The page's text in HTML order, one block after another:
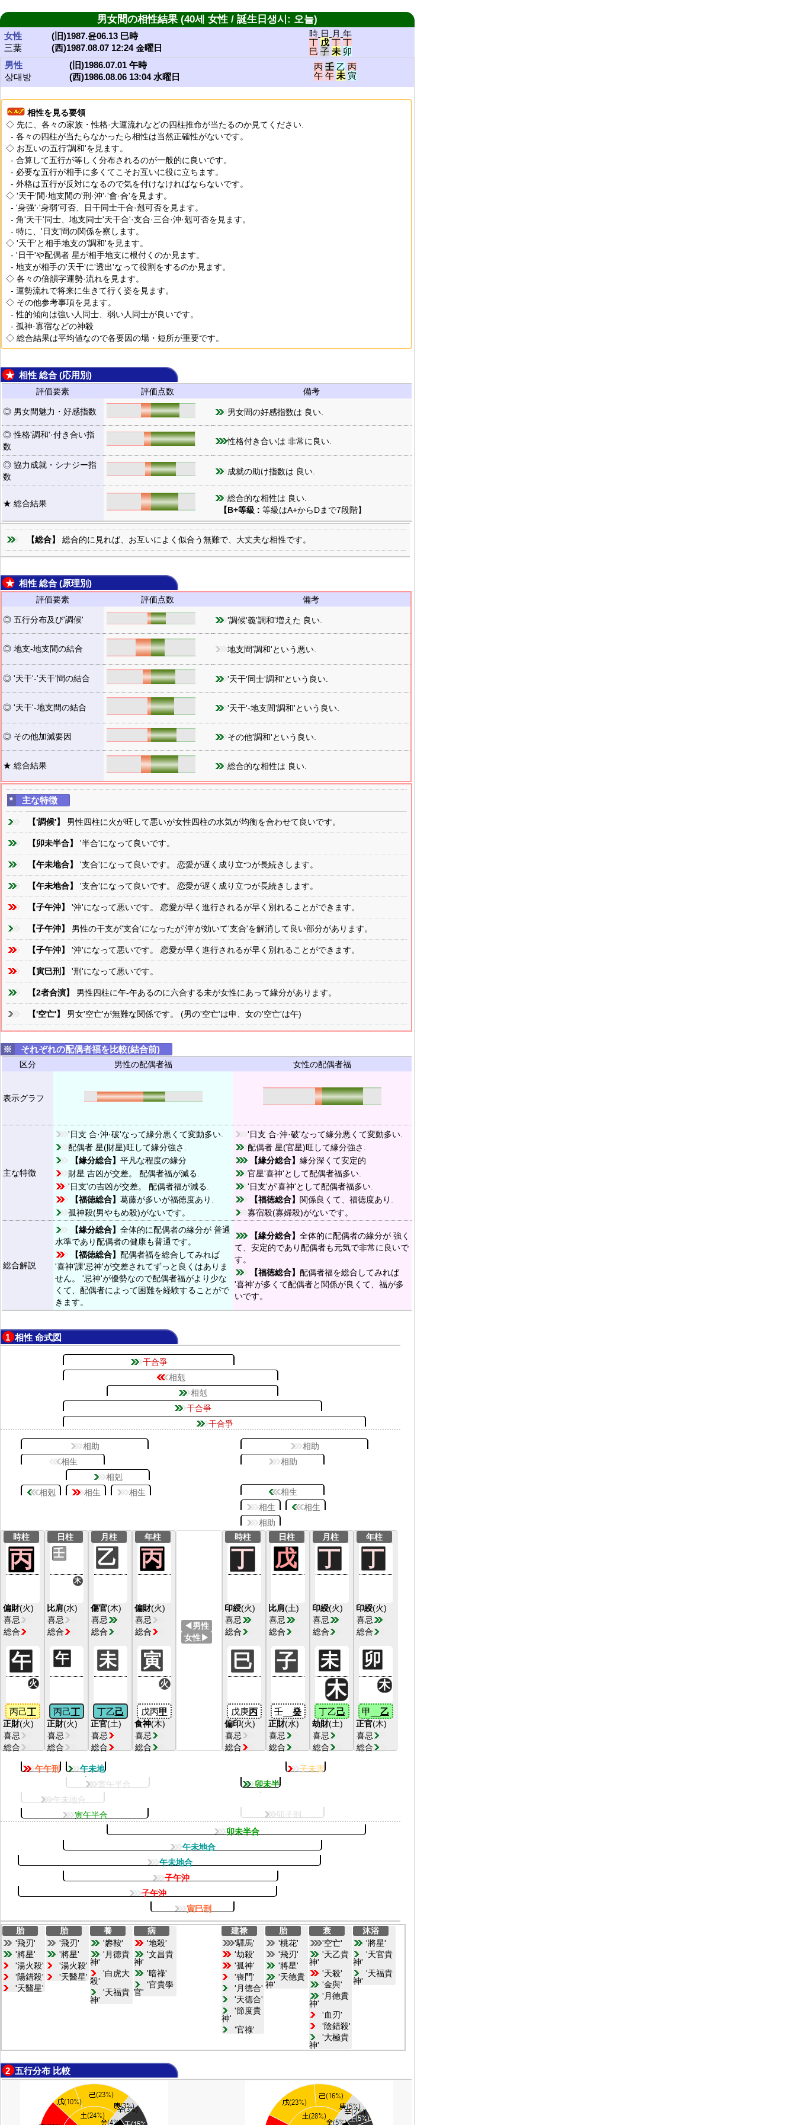
男女間の相性結果 (40세 女性 / 誕生日생시: 오늘)
女性
三葉
(旧)1987.윤06.13 巳時
(西)1987.08.07 12:24 金曜日
時 日 月 年
丁 戊 丁 丁
巳 子 未 卯
男性
상대방
(旧)1986.07.01 午時
(西)1986.08.06 13:04 水曜日
丙 壬 乙 丙
午 午 未 寅
相性を見る要領
◇ 先に、各々の家族・性格·大運流れなどの四柱推命が当たるのか見てください.
- 各々の四柱が当たらなかったら相性は当然正確性がないです。
◇ お互いの五行'調和'を見ます。
- 合算して五行が等しく分布されるのが一般的に良いです。
- 必要な五行が相手に多くてこそお互いに役に立ちます。
- 外格は五行が反対になるので気を付けなければならないです。
◇ '天干'間·地支間の'刑·沖'·'會·合'を見ます。
- '身强'·'身弱'可否、日干同士干合·剋可否を見ます。
- 角'天干'同士、地支同士'天干合'·支合·三合·沖·剋可否を見ます。
- 特に、'日支'間の関係を察します。
◇ '天干'と相手地支の'調和'を見ます。
- '日干'や配偶者 星が相手地支に根付くのか見ます。
- 地支が相手の'天干'に'透出'なって役割をするのか見ます。
◇ 各々の倍韻字運勢·流れを見ます。
- 運勢流れで将来に生きて行く姿を見ます。
◇ その他参考事項を見ます。
- 性的傾向は強い人同士、弱い人同士が良いです。
- 孤神·寡宿などの神殺
◇ 総合結果は平均値なので各要因の場・短所が重要です。
★ 相性 総合 (応用別)
評価要素 評価点数 備考
◎ 男女間魅力・好感指数 男女間の好感指数は 良い.
◎ 性格'調和'·付き合い指
数
性格付き合いは 非常に良い.
◎ 協力成就・シナジー指
数
成就の助け指数は 良い.
★ 総合結果
総合的な相性は 良い.
【B+等級 : 等級はA+からDまで7段階】
【総合】 総合的に見れば、お互いによく似合う無難で、大丈夫な相性です。
★ 相性 総合 (原理別)
評価要素 評価点数 備考
◎ 五行分布及び'調候' '調候'義'調和'増えた 良い.
◎ 地支-地支間の結合 地支間'調和'という悪い.
◎ '天干'-'天干'間の結合 '天干'同士'調和'という良い.
◎ '天干'-地支間の結合 '天干'-地支間'調和'という良い.
◎ その他加減要因 その他'調和'という良い.
★ 総合結果 総合的な相性は 良い.
* 主な特徴
【'調候'】 男性四柱に火が旺して悪いが女性四柱の水気が均衡を合わせて良いです。
【卯未半合】 '半合'になって良いです。
【午未地合】 '支合'になって良いです。 恋愛が遅く成り立つが長続きします。
【午未地合】 '支合'になって良いです。 恋愛が遅く成り立つが長続きします。
【子午沖】 '沖'になって悪いです。 恋愛が早く進行されるが早く別れることができます。
【子午沖】 男性の干支が'支合'になったが'沖'が効いて'支合'を解消して良い部分があります。
【子午沖】 '沖'になって悪いです。 恋愛が早く進行されるが早く別れることができます。
【寅巳刑】 '刑'になって悪いです。
【2者合演】 男性四柱に午-午あるのに六合する未が女性にあって緣分があります。
【'空亡'】 男女'空亡'が無難な関係です。 (男の'空亡'は申、女の'空亡'は午)
※ それぞれの配偶者福を比較(結合前)
区分 男性の配偶者福 女性の配偶者福
表示グラフ
主な特徴
'日支 合·沖·破'なって緣分悪くて変動多い.
配偶者 星(財星)旺して緣分強さ.
【緣分総合】 平凡な程度の緣分
財星 吉凶が交差。 配偶者福が減る.
'日支'の吉凶が交差。 配偶者福が減る.
【福徳総合】 葛藤が多いが福徳度あり.
孤神殺(男やもめ殺)がないです。
'日支 合·沖·破'なって緣分悪くて変動多い.
配偶者 星(官星)旺して緣分強さ.
【緣分総合】 緣分深くて安定的
官星'喜神'として配偶者福多い.
'日支'が'喜神'として配偶者福多い.
【福徳総合】 関係良くて、福徳度あり.
寡宿殺(寡婦殺)がないです。
総合解説
【緣分総合】 全体的に配偶者の緣分が 普通
水準であり配偶者の健康も普通です。
【福徳総合】 配偶者福を総合してみれば
'喜神'課'忌神'が交差されてずっと良くはありま
せん。 '忌神'が優勢なので配偶者福がより少な
くて、配偶者によって困難を経験することがで
きます。
【緣分総合】 全体的に配偶者の緣分が 強く
て、安定的であり配偶者も元気で非常に良いで
す。
【福徳総合】 配偶者福を総合してみれば
'喜神'が多くて配偶者と関係が良くて、福が多
いです。
1 相性 命式図
干合爭
相剋
相剋
干合爭
干合爭
相助
相生
相剋
相剋
相生 相生
相助
相助
相生
相生
相生
相助
時柱
丙
偏財(火)
喜忌
総合
午
火
丙己丁
正財(火)
喜忌
総合
日柱
壬
木
比肩(水)
喜忌
総合
午
丙己丁
正財(火)
喜忌
総合
月柱
乙
傷官(木)
喜忌
総合
未
丁乙己
正官(土)
喜忌
総合
年柱
丙
偏財(火)
喜忌
総合
寅
火
戊丙甲
食神(木)
喜忌
総合
◀男性
女性▶
時柱
丁
印綬(火)
喜忌
総合
巳
戊庚丙
偏印(火)
喜忌
総合
日柱
戊
比肩(土)
喜忌
総合
子
壬__ 癸
正財(水)
喜忌
総合
月柱
丁
印綬(火)
喜忌
総合
未
木
丁乙己
劫財(土)
喜忌
総合
年柱
丁
印綬(火)
喜忌
総合
卯
木
甲__ 乙
正官(木)
喜忌
総合
午午刑
午未地
合
寅午半合
午未地合
寅午半合
子未害
卯未半
卯子刑
卯未半合
午未地合
午未地合
子午沖
子午沖
寅巳刑
胎
'飛刃'
'將星'
'湯火殺'
'陽錯殺'
'天醫星'
胎
'飛刃'
'將星'
'湯火殺'
'天醫星'
養
'礬鞍'
'月德貴
神'
'白虎大
殺'
'天福貴
神'
病
'地殺'
'文昌貴
神'
'暗祿'
'官貴學
官'
建禄
'驛馬'
'劫殺'
'孤神'
'喪門'
'月德合'
'天德合'
'節度貴
神'
'官祿'
胎
'桃花'
'飛刃'
'將星'
'天德貴
神'
衰
'空亡'
'天乙貴
神'
'天殺'
'金與'
'月德貴
神'
'血刃'
'陰錯殺'
'大極貴
神'
沐浴
'將星'
'天官貴
神'
'天福貴
神'
2 五行分布 比較